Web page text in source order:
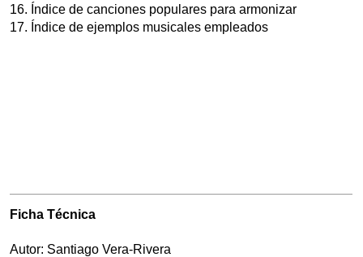
16. Índice de canciones populares para armonizar
17. Índice de ejemplos musicales empleados
Ficha Técnica
Autor: Santiago Vera-Rivera